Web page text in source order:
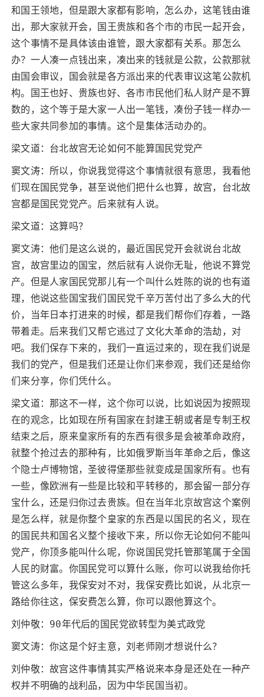
和国王领地，但是跟大家都有影响，怎么办，这笔钱由谁
出，那大家就开会，国王贵族和各个市的市民一起开会，
这个事情不是具体该由谁管，跟大家都有关系。那怎么
办？一人凑一点钱出来，凑出来的钱就是公款，公款那就
由国会审议，国会就是各方派出来的代表审议这笔公款机
构。国王也好、贵族也好、各市市民他们私人财产是不算
数的，这个等于是大家一人出一笔钱，凑份子钱一样办一
些大家共同参加的事情。这个是集体活动办的。
梁文道：台北故宫无论如何不能算国民党党产
窦文涛：所以，你说我觉得这个事情就很有意思，我看他
们现在国民党争，甚至说他们把什么也算，故宫，台北故
宫都是国民党党产。后来就有人说。
梁文道：这算吗？
窦文涛：他们是这么说的，最近国民党开会就说台北故
宫，故宫里边的国宝，然后就有人说你无耻，他说不算党
产。但是人家国民党那儿有一个叫什么姓陈的说的也有道
理，他说这些国宝我们国民党千辛万苦付出了多么大的代
价，当年日本打进来的时候，都是我们帮你们存着，一路
带着走。后来我们又帮它逃过了文化大革命的浩劫，对
吧。我们保存下来的，我们一直运过来的，现在我们说是
我们的党产，但是我们还是让你们来参观，我们还是给你
们来分享，你们凭什么。
梁文道：那这不一样，这个你可以说，比如说因为按照现
在的观念，比如现在所有国家在封建王朝或者是专制王权
结束之后，原来皇家所有的东西有很多是会被革命政府，
就整个抢过去的那种有，比如俄罗斯当年革命之后，像这
个隐士卢博物馆，圣彼得堡那些就变成是国家所有。也有
一些，像欧洲有一些是比较和平转移的，那会留一部分存
宝什么，还是归你过去贵族。但在当年北京故宫这个案例
是怎么样，就是你整个皇家的东西是以国民的名义，现在
的国民共和国名义整个接收下来，所以你无论如何不能叫
党产，你顶多能叫什么呢，你说国民党托管那笔属于全国
人民的财富。你国民党可以算什么账，你可以说我给你托
管这么多年，我保安对不对，我保安费比如说，从北京一
路给你往这，保安费怎么算，你可以跟他算这个。
刘仲敬：90年代后的国民党欲转型为美式政党
窦文涛：你这是个好主意，刘老师刚才想说什么？
刘仲敬：故宫这件事情其实严格说来本身是还处在一种产
权并不明确的战利品，因为中华民国当初。